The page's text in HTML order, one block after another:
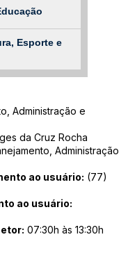
Esporte e
Administração e
da Cruz Rocha
Administração
ao usuário: (77)
ao usuário:
07:30h às 13:30h